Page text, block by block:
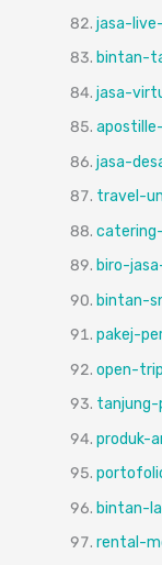
jasa-
bintan-
jasa-
jasa-
travel-
biro-
bintan-
pakej-
open-
tanjung-
produk-
bintan-
rental-